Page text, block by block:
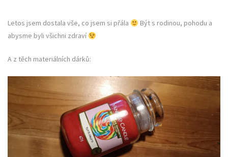
Letos jsem dostala vše, co jsem si přála
Být s rodinou, pohodu a
abysme byli všichni zdraví
A z těch materiálních dárků: